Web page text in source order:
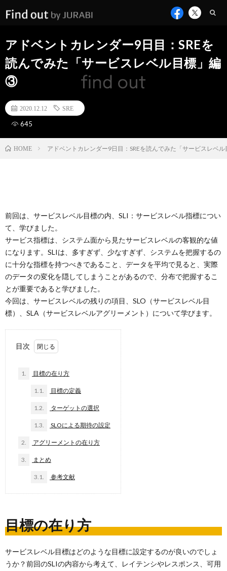
アドベントカレンダー9日目：SREを
読んでみた「サービスレベル目標」編
③
2020.12.12 SRE
645
HOME アドベントカレンダー9日目：SREを読んでみた「サービスレベ
前回は、サービスレベル目標の内、SLI：サービスレベル指標につい
て、学びました。
サービス指標は、システム面から見たサービスレベルの客観的な値
になります。SLIは、多すぎず、少なすぎず、システムを把握するの
に十分な指標を持つべきであること、データを平均で見ると、実際
のデータの変化を隠してしまうことがあるので、分布で把握するこ
とが重要であると学びました。
今回は、サービスレベルの残りの項目、SLO（サービスレベル目
標）、SLA（サービスレベルアグリーメント）について学びます。
目次
1. 目標の在り方
1.1. 目標の定義
1.2. ターゲットの選択
1.3. SLOによる期待の設定
2. アグリーメントの在り方
3. まとめ
3.1. 参考文献
目標の在り方
サービスレベル目標はどのような目標に設定するのが良いのでしょ
うか？前回のSLIの内容から考えて、レイテンシやレスポンス、可用